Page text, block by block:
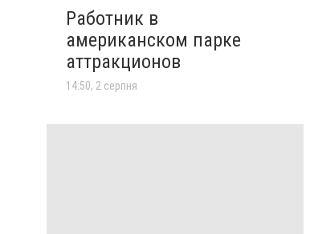
Работник в
американском парке
аттракционов
14:50, 2 серпня